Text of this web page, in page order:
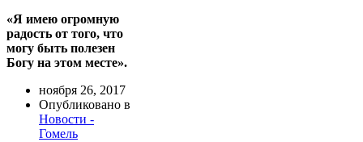
«Я имею огромную
радость от того, что
могу быть полезен
Богу на этом месте».
ноября 26, 2017
Опубликовано в
Новости -
Гомель